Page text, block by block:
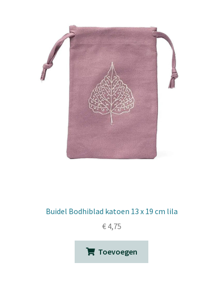
Buidel Bodhiblad katoen 13 x 19 cm lila
€4,75
Toevoegen